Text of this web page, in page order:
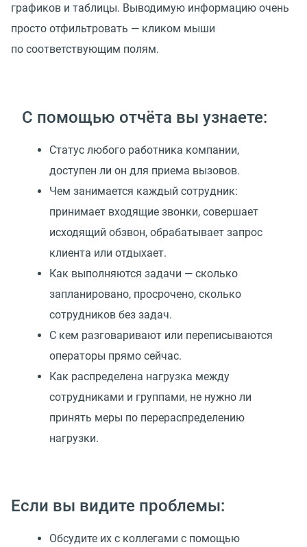
графиков и таблицы. Выводимую информацию очень
просто отфильтровать — кликом мыши
по соответствующим полям.
С помощью отчёта вы узнаете:
Статус любого работника компании,
доступен ли он для приема вызовов.
Чем занимается каждый сотрудник:
принимает входящие звонки, совершает
исходящий обзвон, обрабатывает запрос
клиента или отдыхает.
Как выполняются задачи — сколько
запланировано, просрочено, сколько
сотрудников без задач.
С кем разговаривают или переписываются
операторы прямо сейчас.
Как распределена нагрузка между
сотрудниками и группами, не нужно ли
принять меры по перераспределению
нагрузки.
Если вы видите проблемы:
Обсудите их с коллегами с помощью